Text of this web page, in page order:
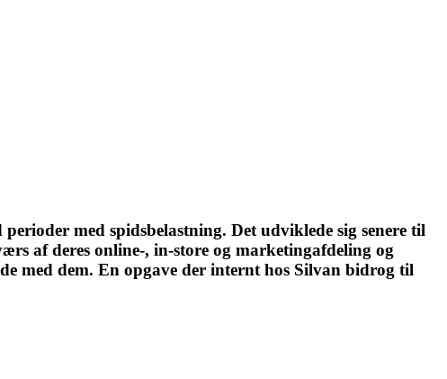
med spidsbelastning. Det udviklede sig senere til
af deres online-, in-store og marketingafdeling og
med dem. En opgave der internt hos Silvan bidrog til